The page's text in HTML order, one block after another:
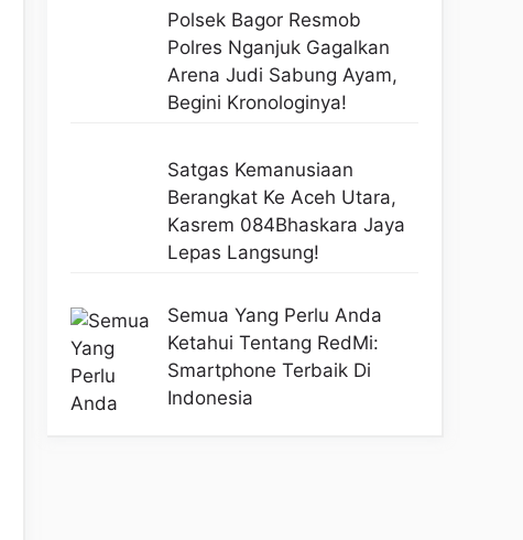
Polsek Bagor Resmob
Polres Nganjuk Gagalkan
Arena Judi Sabung Ayam,
Begini Kronologinya!
Satgas Kemanusiaan
Berangkat Ke Aceh Utara,
Kasrem 084Bhaskara Jaya
Lepas Langsung!
Semua Yang Perlu Anda
Ketahui Tentang RedMi:
Smartphone Terbaik Di
Indonesia